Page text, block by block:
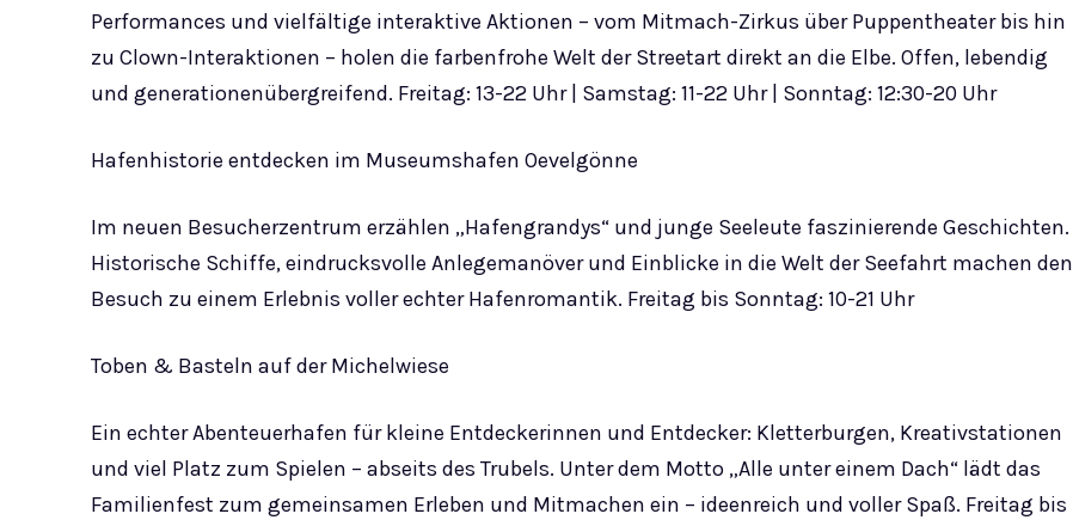
Performances und vielfältige interaktive Aktionen – vom Mitmach-Zirkus über Puppentheater bis hin
zu Clown-Interaktionen – holen die farbenfrohe Welt der Streetart direkt an die Elbe. Offen, lebendig
und generationenübergreifend. Freitag: 13-22 Uhr | Samstag: 11-22 Uhr | Sonntag: 12:30-20 Uhr
Hafenhistorie entdecken im Museumshafen Oevelgönne
Im neuen Besucherzentrum erzählen „Hafengrandys“ und junge Seeleute faszinierende Geschichten.
Historische Schiffe, eindrucksvolle Anlegemanöver und Einblicke in die Welt der Seefahrt machen den
Besuch zu einem Erlebnis voller echter Hafenromantik. Freitag bis Sonntag: 10-21 Uhr
Toben & Basteln auf der Michelwiese
Ein echter Abenteuerhafen für kleine Entdeckerinnen und Entdecker: Kletterburgen, Kreativstationen
und viel Platz zum Spielen – abseits des Trubels. Unter dem Motto „Alle unter einem Dach“ lädt das
Familienfest zum gemeinsamen Erleben und Mitmachen ein – ideenreich und voller Spaß. Freitag bis